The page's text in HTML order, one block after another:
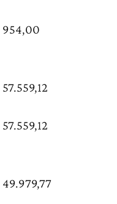
954,00
57.559,12
57.559,12
49.979,77